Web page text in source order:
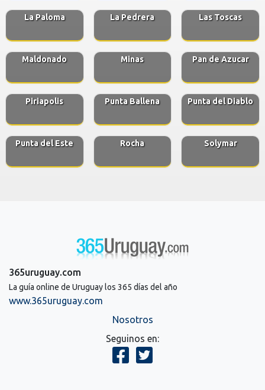
La Paloma La Pedrera Las Toscas
Maldonado Minas Pan de Azucar
Piriapolis Punta Ballena Punta del Diablo
Punta del Este Rocha Solymar
365uruguay.com
La guía online de Uruguay los 365 días del año
www.365uruguay.com
Nosotros
Seguinos en: